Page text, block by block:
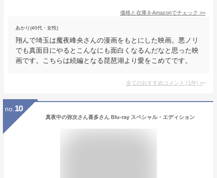
価格と在庫をAmazonでチェック >>
あかり(40代・女性)
翔んで埼玉は魔夜峰央さんの漫画をもとにした映画。悪ノリ
でも真面目にやるとこんなにも面白くなるんだなと思った映
画です。こちらは続編となる琵琶湖より愛をこめてです。
全てのおすすめコメント (1件) >
no. 10
真夜中の弥次さん喜多さん Blu-ray スペシャル・エディション